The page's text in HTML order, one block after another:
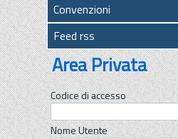
Convenzioni
Feed rss
Area Privata
Codice di accesso
Nome Utente